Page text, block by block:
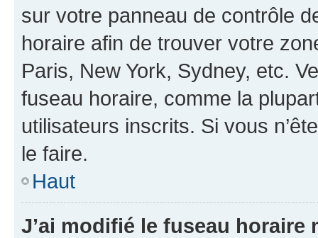
sur votre panneau de contrôle
horaire afin de trouver votre
Paris, New York, Sydney, etc.
fuseau horaire, comme la
utilisateurs inscrits. Si vous
le faire.
Haut
J’ai modifié le fuseau horaire